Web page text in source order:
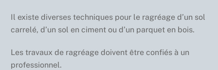
Il existe diverses techniques pour le ragréage d’un sol
carrelé, d’un sol en ciment ou d’un parquet en bois.
Les travaux de ragréage doivent être confiés à un
professionnel.